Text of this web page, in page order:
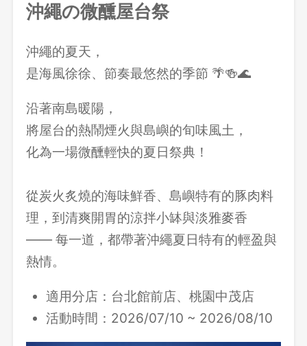
沖繩の微醺屋台祭
沖繩的夏天，
是海風徐徐、節奏最悠然的季節 🌴🍻🌊
沿著南島暖陽，
將屋台的熱鬧煙火與島嶼的旬味風土，
化為一場微醺輕快的夏日祭典！
從炭火炙燒的海味鮮香、島嶼特有的豚肉料
理，到清爽開胃的涼拌小缽與淡雅麥香
—— 每一道，都帶著沖繩夏日特有的輕盈與
熱情。
適用分店： 台北館前店、桃園中茂店
活動時間：2026/07/10 ~ 2026/08/10